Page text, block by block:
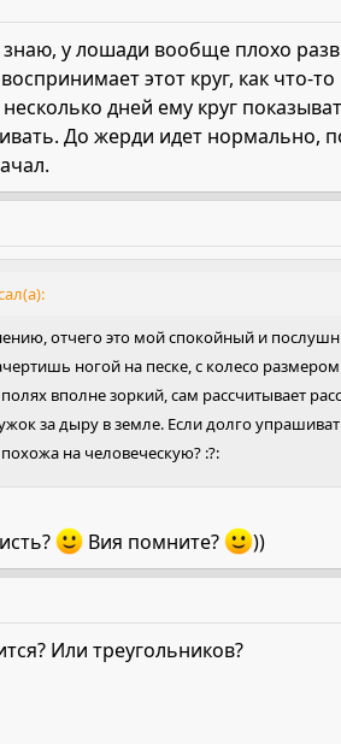
знаю, у лошади вообще плохо
этот круг, как что-
несколько дней ему круг
До жерди идет нормально,
отчего это мой спокойный и
ногой на песке, с колесо
вполне зоркий, сам рассчитывает
за дыру в земле. Если долго
на человеческую? :?:
Вия помните? ))
Или треугольников?